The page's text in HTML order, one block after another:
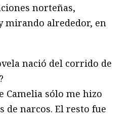
norteñas,
mirando alrededor, en
nació del corrido de
Camelia sólo me hizo
de narcos. El resto fue